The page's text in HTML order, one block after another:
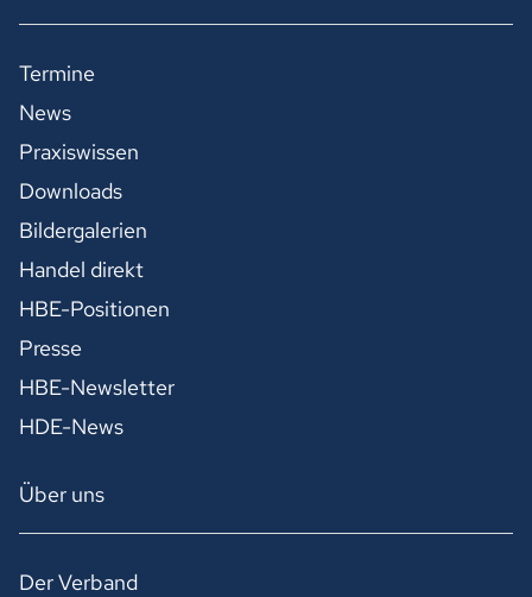
Termine
News
Praxiswissen
Downloads
Bildergalerien
Handel direkt
HBE-Positionen
Presse
HBE-Newsletter
HDE-News
Über uns
Der Verband